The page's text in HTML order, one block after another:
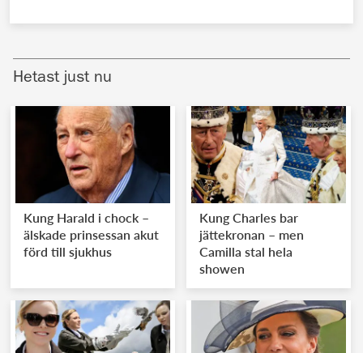
Hetast just nu
Kung Harald i chock –
älskade prinsessan akut
förd till sjukhus
Kung Charles bar
jättekronan – men
Camilla stal hela
showen